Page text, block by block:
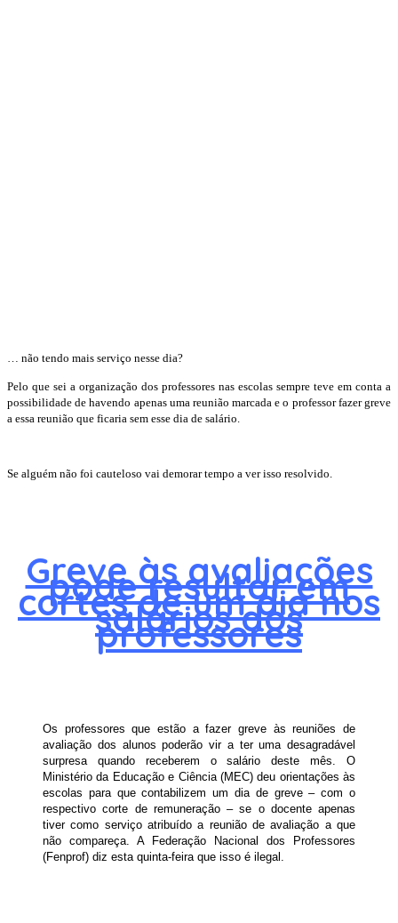
… não tendo mais serviço nesse dia?
Pelo que sei a organização dos professores nas escolas sempre teve em conta a
possibilidade de havendo apenas uma reunião marcada e o professor fazer greve
a essa reunião que ficaria sem esse dia de salário.
Se alguém não foi cauteloso vai demorar tempo a ver isso resolvido.
Greve às avaliações
pode resultar em
cortes de um dia nos
salários dos
professores
Os professores que estão a fazer greve às reuniões de
avaliação dos alunos poderão vir a ter uma desagradável
surpresa quando receberem o salário deste mês. O
Ministério da Educação e Ciência (MEC) deu orientações às
escolas para que contabilizem um dia de greve – com o
respectivo corte de remuneração – se o docente apenas
tiver como serviço atribuído a reunião de avaliação a que
não compareça. A Federação Nacional dos Professores
(Fenprof) diz esta quinta-feira que isso é ilegal.